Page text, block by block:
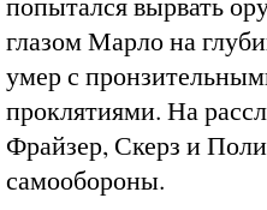
глазом Марло на
умер с
проклятиями. На
Фрайзер, Скерз и
самообороны.